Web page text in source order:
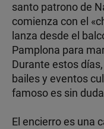
santo patrono de
comienza con el
lanza desde el
Pamplona para
Durante estos
bailes y eventos
famoso es sin
El encierro es una